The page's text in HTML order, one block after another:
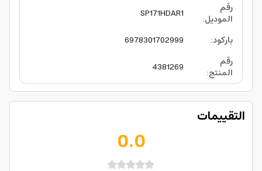
رقم
الموديل:
SP171HDAR1
باركود:
6978301702999
رقم
المنتج:
4381269
التقييمات
0.0